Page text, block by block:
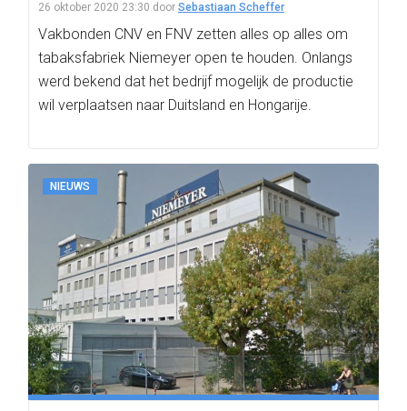
26 oktober 2020 23:30 door Sebastiaan Scheffer
Vakbonden CNV en FNV zetten alles op alles om
tabaksfabriek Niemeyer open te houden. Onlangs
werd bekend dat het bedrijf mogelijk de productie
wil verplaatsen naar Duitsland en Hongarije.
NIEUWS